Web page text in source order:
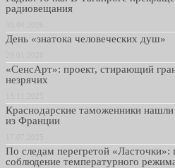
радиовещания
День «знатока человеческих душ»
«СенсАрт»: проект, стирающий
незрячих
Краснодарские таможенники
из Франции
По следам перегретой «Ласточки»:
соблюдение температурного